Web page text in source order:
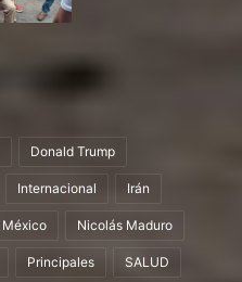
Donald Trump
Internacional Irán
México Nicolás Maduro
Principales SALUD